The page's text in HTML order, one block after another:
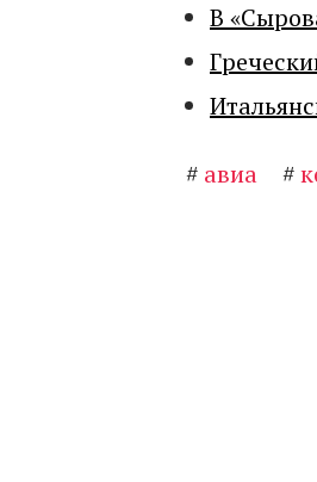
В
# авиа #